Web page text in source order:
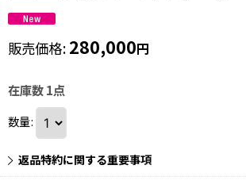
販売価格: 280,000円
在庫数 1点
数量:
返品特約に関する重要事項